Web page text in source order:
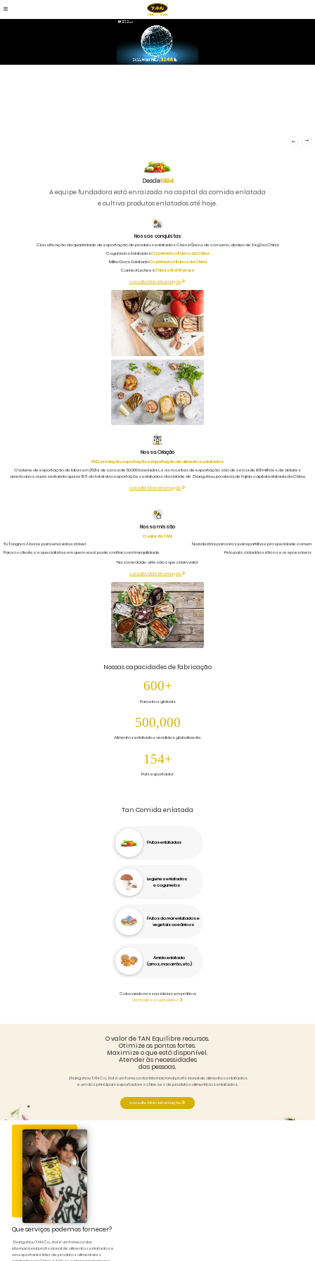
Desde1994
A equipe fundadora está enraizada na capital da comida enlatada
e cultiva produtos enlatados até hoje.
Nossas conquistas
Classificação da quantidade de exportação de produtos enlatados Chenzi (bens de consumo, abaixo de 5 kg) na China:
Cogumelos EnlatadosOs primeiros 11 anos da China
Milho Doce EnlatadoOs primeiros 11 anos da China
Canned LycheesChina's first 13 years
consulte Mais informação
Nossa Criação
P&D, produção, exportação e importação de alimentos enlatados
O volume de exportação de latas em 2021 é de cerca de 50.000 toneladas, e as receitas de exportação são de cerca de 69 milhões de dólares
americanos, representando quase 15% do total das exportações enlatadas da cidade de Zhangzhou, província de Fujian, capital enlatada da China;
consulte Mais informação
Nossa missão
O valor do TAN:
Yu Tongren: A base para uma vida estável
Na indústria: parceiros para partilha e prosperidade comum
Para os clientes: especialistas em quem você pode confiar com tranquilidade
Pelo país: cidadãos éticos e responsáveis
Na sociedade: artesãos que criam valor
consulte Mais informação
Nossas capacidades de fabricação
600+
Parceiros globais
500,000
Alimentos enlatados vendidos globalmente
154+
País exportador
Tan Comida enlatada
Frutas enlatadas
Legumes enlatados
e cogumelos
Frutos do mar enlatados e
vegetais oceânicos
Amido enlatado
(arroz, macarrão, etc.)
Colocando nossas ideias em prática.
Ver todos os produtos
O valor de TAN Equilibre recursos.
Otimize os pontos fortes.
Maximize o que está disponível.
Atender às necessidades
das pessoas.
Zhangzhou TAN Co., Ltd. é um fornecedor internacional profissional de alimentos enlatados
e um dos principais exportadores chineses de produtos alimentícios enlatados.
consulte Mais informação
Que serviços podemos fornecer?
Zhangzhou TAN Co., Ltd. é um fornecedor
internacional profissional de alimentos enlatados e
um exportador líder de produtos alimentares